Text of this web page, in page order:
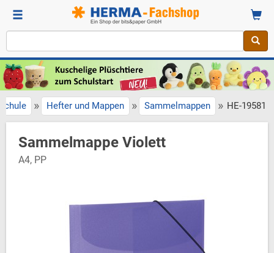
» Hefter und Mappen » Sammelmappen » HE-19581
Sammelmappe Violett
A4, PP